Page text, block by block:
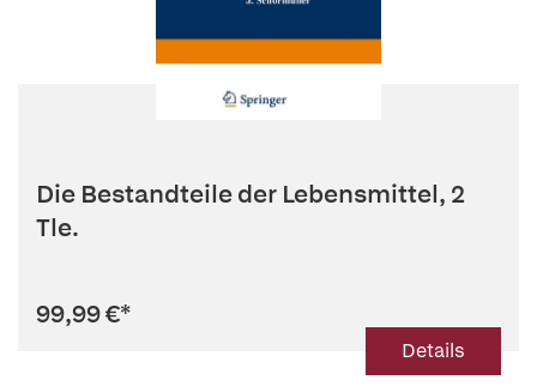
Die Bestandteile der Lebensmittel, 2
Tle.
99,99 €*
Details